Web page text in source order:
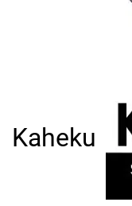
Kaheku